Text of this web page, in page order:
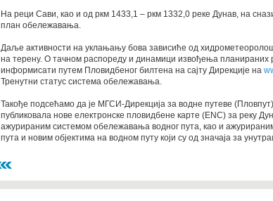
На реци Сави, као и од ркм 1433,1 – ркм 1332,0 реке Дунав, на
план обележавања.
Даље активности на уклањању бова зависиће од
на терену. О тачном распореду и динамици извођења планираних
информисати путем Пловидбеног билтена на сајту Дирекције на
Тренутни статус система обележавања.
Такође подсећамо да је МГСИ-Дирекција за водне путеве
публиковала нове електронске пловидбене карте (ENC) за реку
ажурираним системом обележавања водног пута, као и
пута и новим објектима на водном путу који су од значаја за